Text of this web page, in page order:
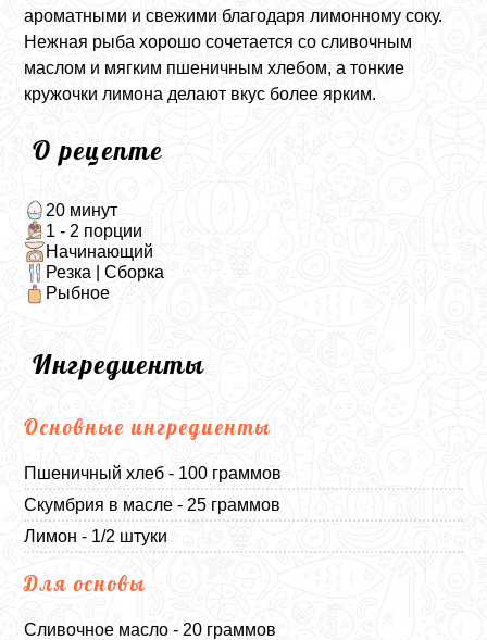
ароматными и свежими благодаря лимонному соку.
Нежная рыба хорошо сочетается со сливочным
маслом и мягким пшеничным хлебом, а тонкие
кружочки лимона делают вкус более ярким.
О рецепте
20 минут
1 - 2 порции
Начинающий
Резка | Сборка
Рыбное
Ингредиенты
Основные ингредиенты
Пшеничный хлеб - 100 граммов
Скумбрия в масле - 25 граммов
Лимон - 1/2 штуки
Для основы
Сливочное масло - 20 граммов